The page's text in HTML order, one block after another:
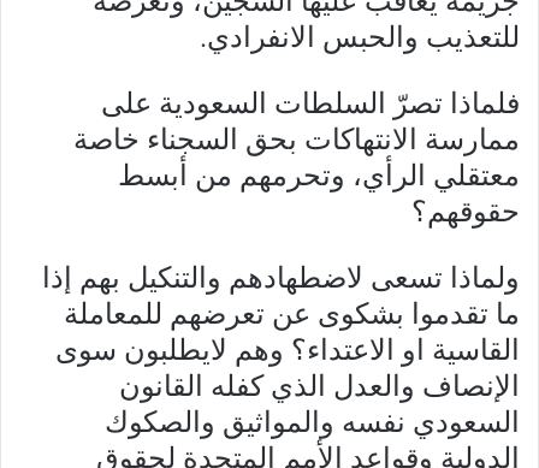
للتعذيب والحبس الانفرادي.
فلماذا تصرّ السلطات السعودية على
ممارسة الانتهاكات بحق السجناء خاصة
معتقلي الرأي، وتحرمهم من أبسط
حقوقهم؟
ولماذا تسعى لاضطهادهم والتنكيل بهم إذا
ما تقدموا بشكوى عن تعرضهم للمعاملة
القاسية او الاعتداء؟ وهم لايطلبون سوى
الإنصاف والعدل الذي كفله القانون
السعودي نفسه والمواثيق والصكوك
الدولية وقواعد الأمم المتحدة لحقوق